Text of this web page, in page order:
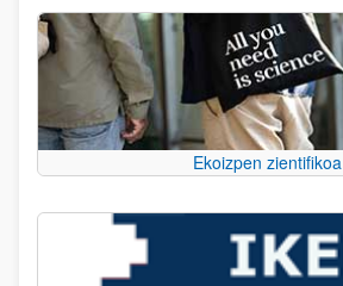
Ekoizpen zientifikoa